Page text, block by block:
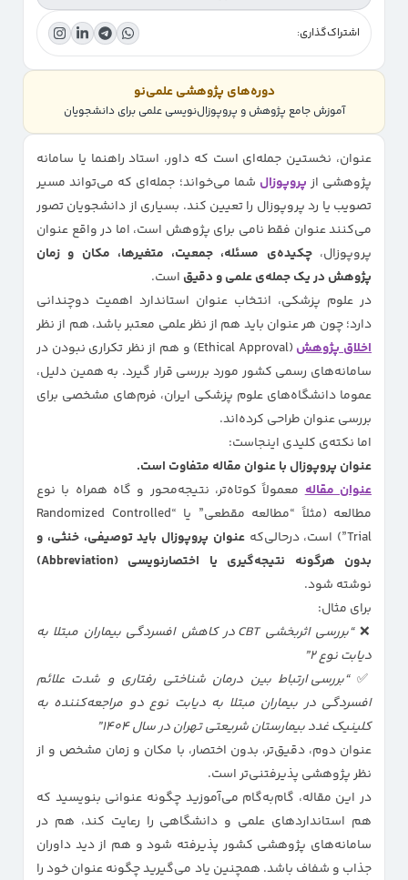
اهمیت عنوان در پروپوزال علوم پزشکی چیست؟
ویژگی‌های یک عنوان استاندارد پروپوزال در علوم پزشکی
ساختار نحوی عنوان پروپوزال در علوم پزشکی
نمونه عنوان‌های صحیح و غلط در پروپوزال علوم پزشکی
بررسی عنوان در سامانه‌های پژوهشی و دانشگاهی
جمع‌بندی نهایی
اشتراک‌گذاری:
دوره‌های پژوهشی علمی‌نو
آموزش جامع پژوهش و پروپوزال‌نویسی علمی برای دانشجویان
عنوان، نخستین جمله‌ای است که داور، استاد راهنما یا سامانه
پژوهشی از پروپوزال شما می‌خواند؛ جمله‌ای که می‌تواند مسیر
تصویب یا رد پروپوزال را تعیین کند. بسیاری از دانشجویان تصور
می‌کنند عنوان فقط نامی برای پژوهش است، اما در واقع عنوان
پروپوزال،چکیده‌ی مسئله، جمعیت، متغیرها، مکان و زمان
پژوهش در یک جمله‌ی علمی و دقیق است.
در علوم پزشکی، انتخاب عنوان استاندارد اهمیت دوچندانی
دارد؛ چون هر عنوان باید هم از نظر علمی معتبر باشد، هم از نظر
اخلاق پژوهش
(Ethical Approval) و هم از نظر تکراری نبودن در
سامانه‌های رسمی کشور مورد بررسی قرار گیرد. به همین دلیل،
عموما دانشگاه‌های علوم پزشکی ایران، فرم‌های مشخصی برای
بررسی عنوان طراحی کرده‌اند.
اما نکته‌ی کلیدی اینجاست:
عنوان پروپوزال با عنوان مقاله متفاوت است.
عنوان مقالهمعمولاً کوتاه‌تر، نتیجه‌محور و گاه همراه با نوع
مطالعه (مثلاً “مطالعه مقطعی” یا “Randomized Controlled
Trial”) است، درحالی‌که
عنوان پروپوزال باید توصیفی، خنثی، و
بدون هرگونه نتیجه‌گیری یا اختصارنویسی (Abbreviation)
نوشته شود.
برای مثال:
❌
“بررسی اثربخشی CBT در کاهش افسردگی بیماران مبتلا به
دیابت نوع ۲”
✅“بررسی ارتباط بین درمان شناختی رفتاری و شدت علائم
افسردگی در بیماران مبتلا به دیابت نوع دو مراجعه‌کننده به
کلینیک غدد بیمارستان شریعتی تهران در سال ۱۴۰۴”
عنوان دوم، دقیق‌تر، بدون اختصار، با مکان و زمان مشخص و از
نظر پژوهشی پذیرفتنی‌تر است.
در این مقاله، گام‌به‌گام می‌آموزید چگونه عنوانی بنویسید که
هم استانداردهای علمی و دانشگاهی را رعایت کند، هم در
سامانه‌های پژوهشی کشور پذیرفته شود و هم از دید داوران
جذاب و شفاف باشد. همچنین یاد می‌گیرید چگونه عنوان خود را